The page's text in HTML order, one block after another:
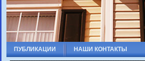
ПУБЛИКАЦИИ НАШИ КОНТАКТЫ